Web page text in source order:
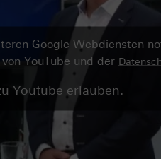
Google-Webdiensten
YouTube und der
Youtube erlauben.